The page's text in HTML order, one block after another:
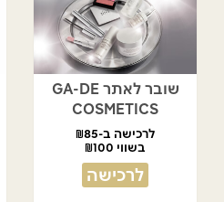
שובר לאתר GA-DE
COSMETICS
לרכישה ב-₪85
בשווי ₪100
לרכישה